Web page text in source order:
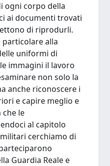
ogni corpo della
ai documenti trovati
di riprodurli.
particolare alla
uniformi di
immagini il lavoro
non solo la
anche riconoscere i
e capire meglio e
le
al capitolo
cerchiamo di
Guardia Reale e